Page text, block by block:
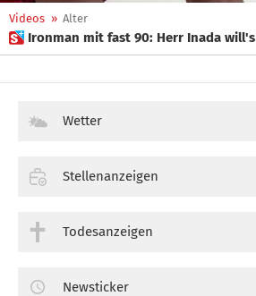
Videos » Alter
 Ironman mit fast 90: Herr Inada
Wetter
Stellenanzeigen
Todesanzeigen
Newsticker